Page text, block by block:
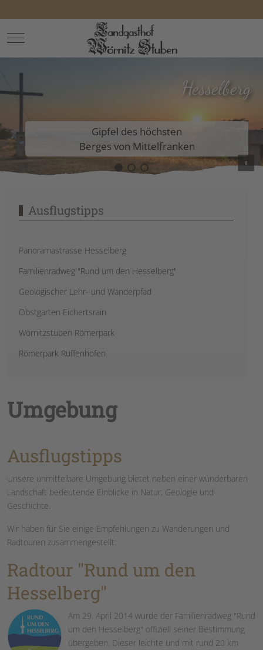
Mobile Menu Toggle
Hesselberg
Gipfel des höchsten
Berges von Mittelfranken
Ausflugstipps
Panoramastrasse Hesselberg
Familienradweg "Rund um den Hesselberg"
Geologischer Lehr- und Wanderpfad
Obstgarten Eichertsrain
Wörnitzstuben Römerpark
Römerpark Ruffenhofen
Umgebung
Ausflugstipps
Unsere unmittelbare Umgebung bietet neben einer wunderbaren
Landschaft bedeutende Einblicke in Natur, Geologie und
Geschichte.
Wir haben für Sie einige Empfehlungen zu Wanderungen und
Radtouren zusammengestellt:
Radtour "Rund um den
Hesselberg"
Am 29. April 2014 wurde der Familienradweg "Rund
um den Hesselberg" offiziell seiner Bestimmung
übergeben. Dieser leichte und mit rund 20 km